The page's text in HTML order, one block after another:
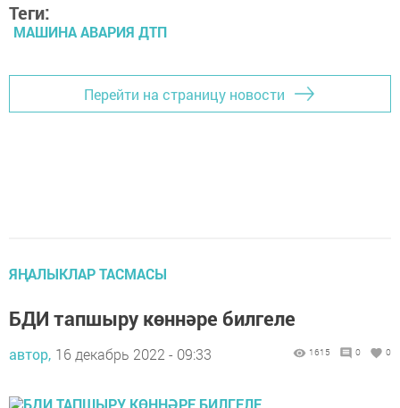
Теги:
МАШИНА АВАРИЯ ДТП
Перейти на страницу новости
ЯҢАЛЫКЛАР ТАСМАСЫ
БДИ тапшыру көннәре билгеле
автор, 16 декабрь 2022 - 09:33 1615 0 0